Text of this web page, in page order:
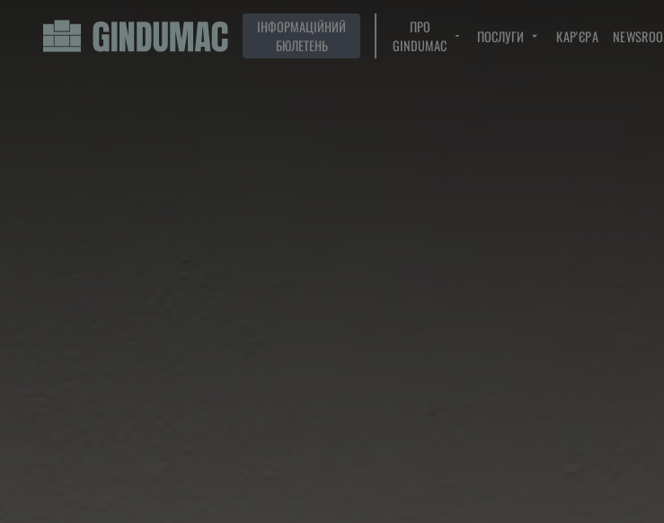
ІНФОРМАЦІЙНИЙ
БЮЛЕТЕНЬ
ПРО
GINDUMAC
ПОСЛУГИ КАР'ЄРА